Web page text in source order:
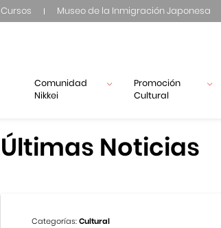
Cursos Museo de la Inmigración Japonesa
Comunidad
Nikkei
Promoción
Cultural
Últimas Noticias
Categorías:Cultural